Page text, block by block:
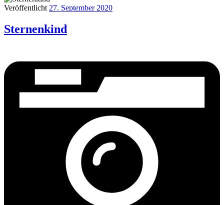
Veröffentlicht 27. September 2020
Sternenkind